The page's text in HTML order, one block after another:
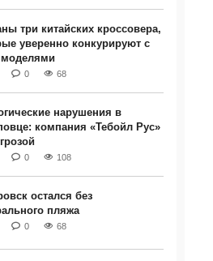
три китайских кроссовера,
уверенно конкурируют с
0 68
нарушения в
компания «Тебойл Рус»
0 108
остался без
пляжа
0 68